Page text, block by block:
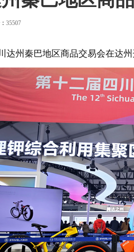
35507
州秦巴地区商品交易会在达